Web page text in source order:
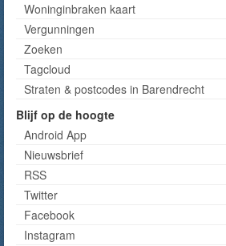
Woninginbraken kaart
Vergunningen
Zoeken
Tagcloud
Straten & postcodes in Barendrecht
Blijf op de hoogte
Android App
Nieuwsbrief
RSS
Twitter
Facebook
Instagram